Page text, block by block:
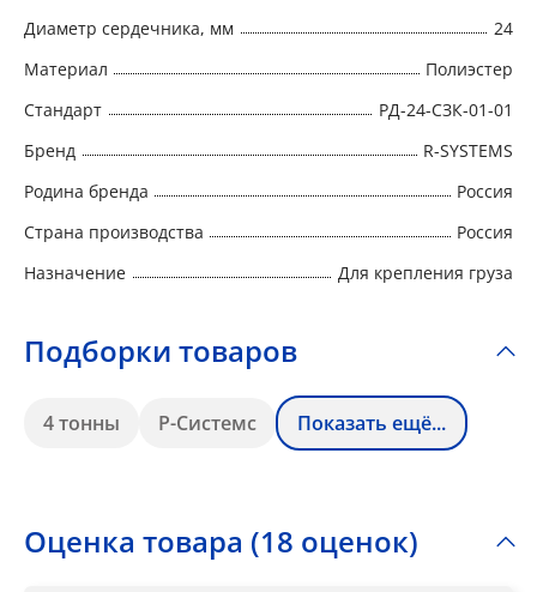
Диаметр сердечника, мм
24
Материал
Полиэстер
Стандарт
РД-24-СЗК-01-01
Бренд
R-SYSTEMS
Родина бренда
Россия
Страна производства
Россия
Назначение
Для крепления груза
Подборки товаров
4 тонны Р-Системс Показать ещё...
Оценка товара (18 оценок)